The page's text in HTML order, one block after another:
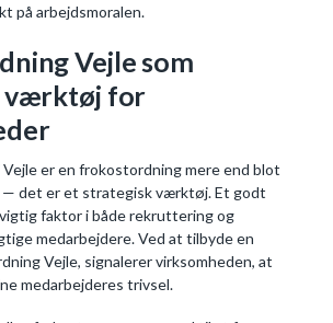
på arbejdsmoralen.
Vejle som
værktøj for
Vejle er en frokostordning mere end blot
— det er et strategisk værktøj. Et godt
faktor i både rekruttering og
medarbejdere. Ved at tilbyde en
Vejle, signalerer virksomheden, at
medarbejderes trivsel.